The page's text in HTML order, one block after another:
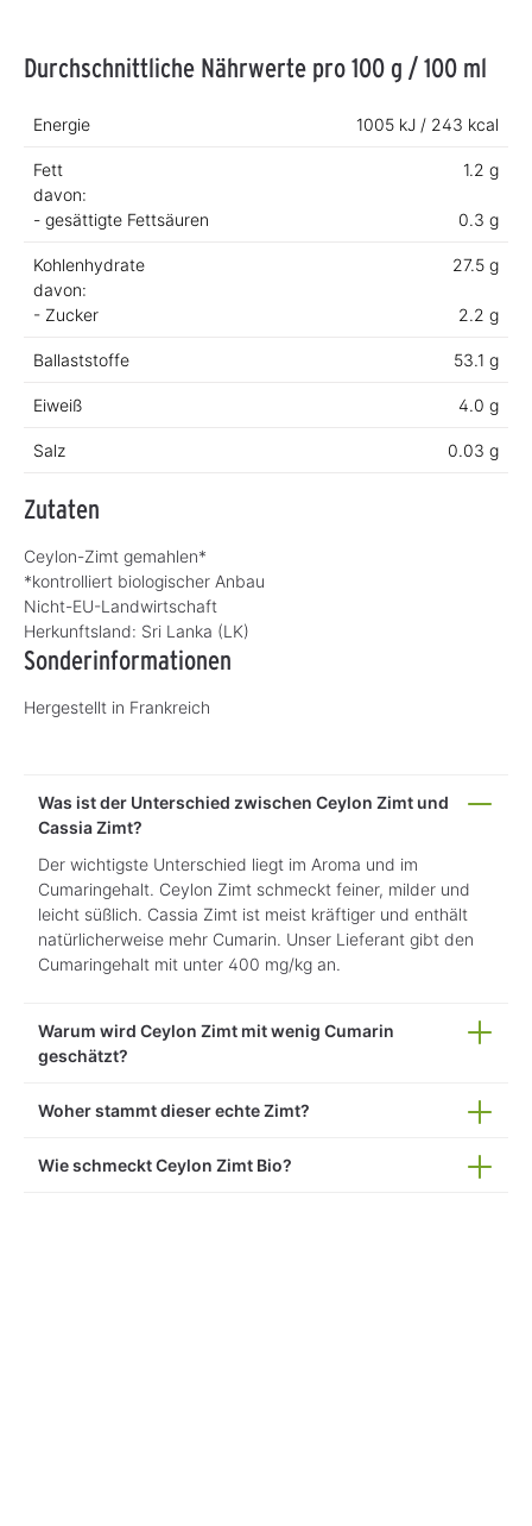
Durchschnittliche Nährwerte pro 100 g / 100 ml
Energie 1005 kJ / 243 kcal
Fett
davon:
- gesättigte Fettsäuren
1.2 g
0.3 g
Kohlenhydrate
davon:
- Zucker
27.5 g
2.2 g
Ballaststoffe 53.1 g
Eiweiß 4.0 g
Salz 0.03 g
Zutaten
Ceylon-Zimt gemahlen*
*kontrolliert biologischer Anbau
Nicht-EU-Landwirtschaft
Herkunftsland: Sri Lanka (LK)
Sonderinformationen
Hergestellt in Frankreich
Was ist der Unterschied zwischen Ceylon Zimt und
Cassia Zimt?
Der wichtigste Unterschied liegt im Aroma und im
Cumaringehalt. Ceylon Zimt schmeckt feiner, milder und
leicht süßlich. Cassia Zimt ist meist kräftiger und enthält
natürlicherweise mehr Cumarin. Unser Lieferant gibt den
Cumaringehalt mit unter 400 mg/kg an.
Warum wird Ceylon Zimt mit wenig Cumarin
geschätzt?
Woher stammt dieser echte Zimt?
Wie schmeckt Ceylon Zimt Bio?